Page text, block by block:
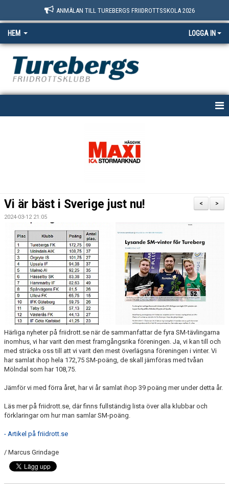
ANMÄLAN TILL TUREBERGS FRIIDROTTSSKOLA 2026
HEM LOGGA IN
MEDLEM
ARRANGEMANG
STATISTIK & RESULTAT
FUNKTIONÄR
TÄVLINGAR
KONTAKT
UTBILDNING
KALENDER
>
<
Vi är bäst i Sverige just nu!
2024-03-12 21:05
Härliga nyheter på friidrott.se när de sammanfattar de fyra SM-tävlingarna
inomhus, vi har varit den mest framgångsrika föreningen. Ja, vi kan till och
med sträcka oss till att vi varit den mest överlägsna föreningen i vinter. Vi
har samlat ihop hela 172,75 SM-poäng, de skall jämföras med tvåan
Mölndal som har 108,75.
Jämför vi med förra året, har vi år samlat ihop 39 poäng mer under detta år.
Läs mer på friidrott.se, där finns fullständig lista över alla klubbar och
förklaringar om hur man samlar SM-poäng.
- Artikel på friidrott.se
/ Marcus Grindage